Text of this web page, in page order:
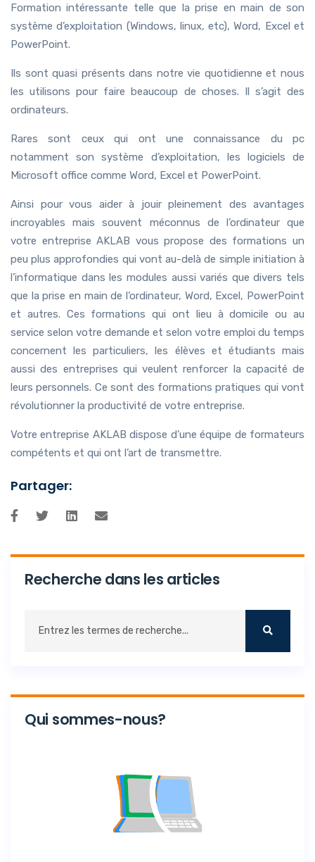
Formation intéressante telle que la prise en main de son
système d’exploitation (Windows, linux, etc), Word, Excel et
PowerPoint.
Ils sont quasi présents dans notre vie quotidienne et nous
les utilisons pour faire beaucoup de choses. Il s’agit des
ordinateurs.
Rares sont ceux qui ont une connaissance du pc
notamment son système d’exploitation, les logiciels de
Microsoft office comme Word, Excel et PowerPoint.
Ainsi pour vous aider à jouir pleinement des avantages
incroyables mais souvent méconnus de l’ordinateur que
votre entreprise AKLAB vous propose des formations un
peu plus approfondies qui vont au-delà de simple initiation à
l’informatique dans les modules aussi variés que divers tels
que la prise en main de l’ordinateur, Word, Excel, PowerPoint
et autres. Ces formations qui ont lieu à domicile ou au
service selon votre demande et selon votre emploi du temps
concernent les particuliers, les élèves et étudiants mais
aussi des entreprises qui veulent renforcer la capacité de
leurs personnels. Ce sont des formations pratiques qui vont
révolutionner la productivité de votre entreprise.
Votre entreprise AKLAB dispose d’une équipe de formateurs
compétents et qui ont l’art de transmettre.
Partager:
Recherche dans les articles
Qui sommes-nous?